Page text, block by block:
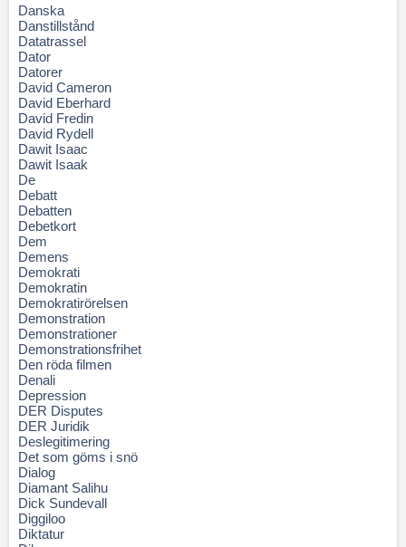
Danska
Danstillstånd
Datatrassel
Dator
Datorer
David Cameron
David Eberhard
David Fredin
David Rydell
Dawit Isaac
Dawit Isaak
De
Debatt
Debatten
Debetkort
Dem
Demens
Demokrati
Demokratin
Demokratirörelsen
Demonstration
Demonstrationer
Demonstrationsfrihet
Den röda filmen
Denali
Depression
DER Disputes
DER Juridik
Deslegitimering
Det som göms i snö
Dialog
Diamant Salihu
Dick Sundevall
Diggiloo
Diktatur